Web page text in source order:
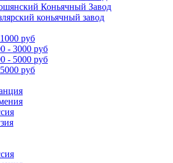
Коньячный Завод
коньячный завод
руб
- 3000 руб
- 5000 руб
руб